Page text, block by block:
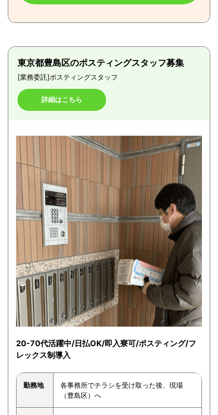
東京都豊島区のポスティングスタッフ募集
[業務委託]ポスティングスタッフ
詳細はこちら
20-70代活躍中/日払OK/即入寮可/ポスティング/フ
レックス制導入
勤務地
各事務所でチラシを受け取った後、現場
（豊島区）へ